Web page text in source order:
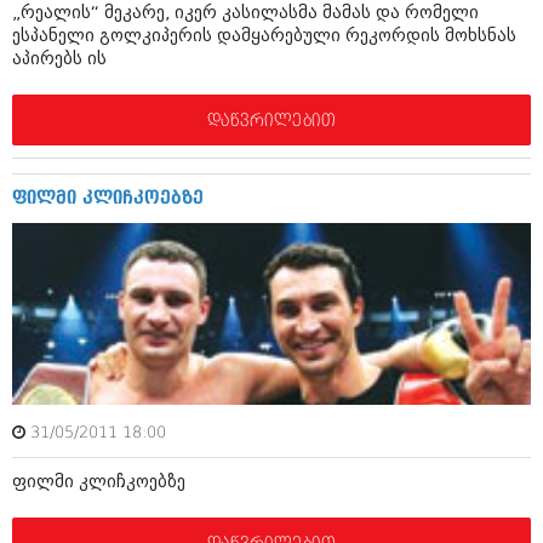
იანვარი 2016 (206)
დეკემბერი 2015 (207)
ნოემბერი 2015 (264)
სექტემბერი 2015 (215)
ივლისი 2015 (173)
მაისი 2015 (194)
აპრილი 2015 (208)
მარტი 2015 (365)
თებერვალი 2015 (286)
იანვარი 2015 (247)
დეკემბერი 2014 (342)
ნოემბერი 2014 (290)
ოქტომბერი 2014 (292)
სექტემბერი 2014 (394)
აგვისტო 2014 (248)
ივნისი 2014 (366)
„რეალის“ მეკარე, იკერ კასილასმა მამას და რომელი
ესპანელი გოლკიპერის დამყარებული რეკორდის მოხსნას
აპირებს ის
დაწვრილებით
ფილმი კლიჩკოებზე
31/05/2011 18:00
ფილმი კლიჩკოებზე